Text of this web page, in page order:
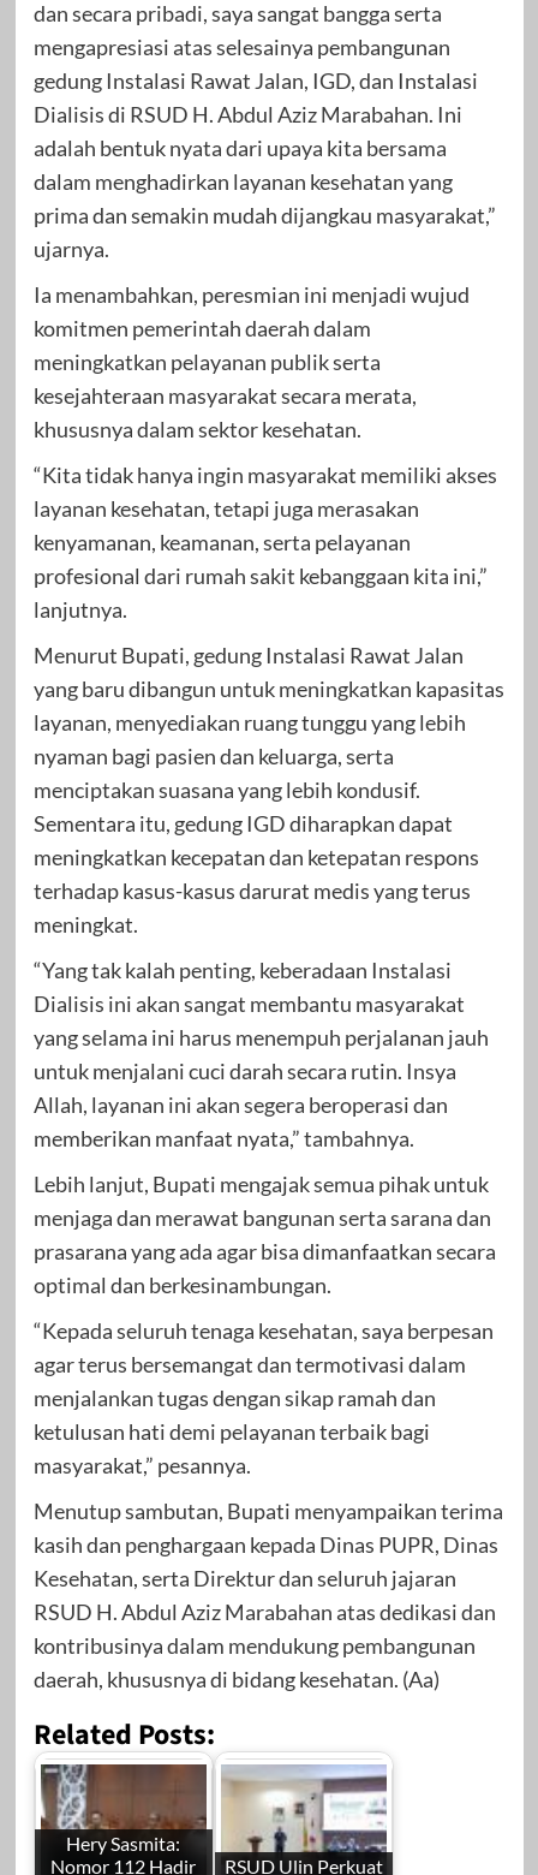
dan secara pribadi, saya sangat bangga serta
mengapresiasi atas selesainya pembangunan
gedung Instalasi Rawat Jalan, IGD, dan Instalasi
Dialisis di RSUD H. Abdul Aziz Marabahan. Ini
adalah bentuk nyata dari upaya kita bersama
dalam menghadirkan layanan kesehatan yang
prima dan semakin mudah dijangkau masyarakat,”
ujarnya.
Ia menambahkan, peresmian ini menjadi wujud
komitmen pemerintah daerah dalam
meningkatkan pelayanan publik serta
kesejahteraan masyarakat secara merata,
khususnya dalam sektor kesehatan.
“Kita tidak hanya ingin masyarakat memiliki akses
layanan kesehatan, tetapi juga merasakan
kenyamanan, keamanan, serta pelayanan
profesional dari rumah sakit kebanggaan kita ini,”
lanjutnya.
Menurut Bupati, gedung Instalasi Rawat Jalan
yang baru dibangun untuk meningkatkan kapasitas
layanan, menyediakan ruang tunggu yang lebih
nyaman bagi pasien dan keluarga, serta
menciptakan suasana yang lebih kondusif.
Sementara itu, gedung IGD diharapkan dapat
meningkatkan kecepatan dan ketepatan respons
terhadap kasus-kasus darurat medis yang terus
meningkat.
“Yang tak kalah penting, keberadaan Instalasi
Dialisis ini akan sangat membantu masyarakat
yang selama ini harus menempuh perjalanan jauh
untuk menjalani cuci darah secara rutin. Insya
Allah, layanan ini akan segera beroperasi dan
memberikan manfaat nyata,” tambahnya.
Lebih lanjut, Bupati mengajak semua pihak untuk
menjaga dan merawat bangunan serta sarana dan
prasarana yang ada agar bisa dimanfaatkan secara
optimal dan berkesinambungan.
“Kepada seluruh tenaga kesehatan, saya berpesan
agar terus bersemangat dan termotivasi dalam
menjalankan tugas dengan sikap ramah dan
ketulusan hati demi pelayanan terbaik bagi
masyarakat,” pesannya.
Menutup sambutan, Bupati menyampaikan terima
kasih dan penghargaan kepada Dinas PUPR, Dinas
Kesehatan, serta Direktur dan seluruh jajaran
RSUD H. Abdul Aziz Marabahan atas dedikasi dan
kontribusinya dalam mendukung pembangunan
daerah, khususnya di bidang kesehatan. (Aa)
Related Posts:
Hery Sasmita:
Nomor 112 Hadir
RSUD Ulin Perkuat